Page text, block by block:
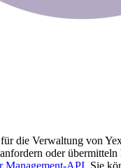
die Verwaltung von
oder
Management-API. Sie